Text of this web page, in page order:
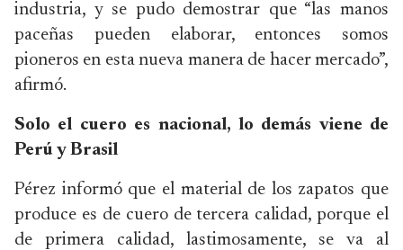
industria, y se pudo demostrar que “las manos
paceñas pueden elaborar, entonces somos
pioneros en esta nueva manera de hacer mercado”,
afirmó.
Solo el cuero es nacional, lo demás viene de
Perú y Brasil
Pérez informó que el material de los zapatos que
produce es de cuero de tercera calidad, porque el
de primera calidad, lastimosamente, se va al